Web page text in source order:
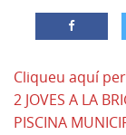
Cliqueu aquí per
2 JOVES A LA
PISCINA